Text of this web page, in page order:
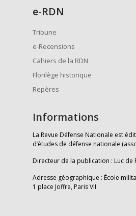
e-RDN
Tribune
e-Recensions
Cahiers de la RDN
Florilège historique
Repères
Informations
La Revue Défense Nationale est
d’études de défense nationale
Directeur de la publication : Luc de
Adresse géographique : École
1 place Joffre, Paris VII